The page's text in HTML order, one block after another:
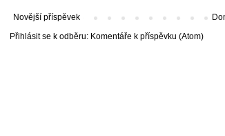
Novější příspěvek
Přihlásit se k odběru: Komentáře k příspěvku (Atom)